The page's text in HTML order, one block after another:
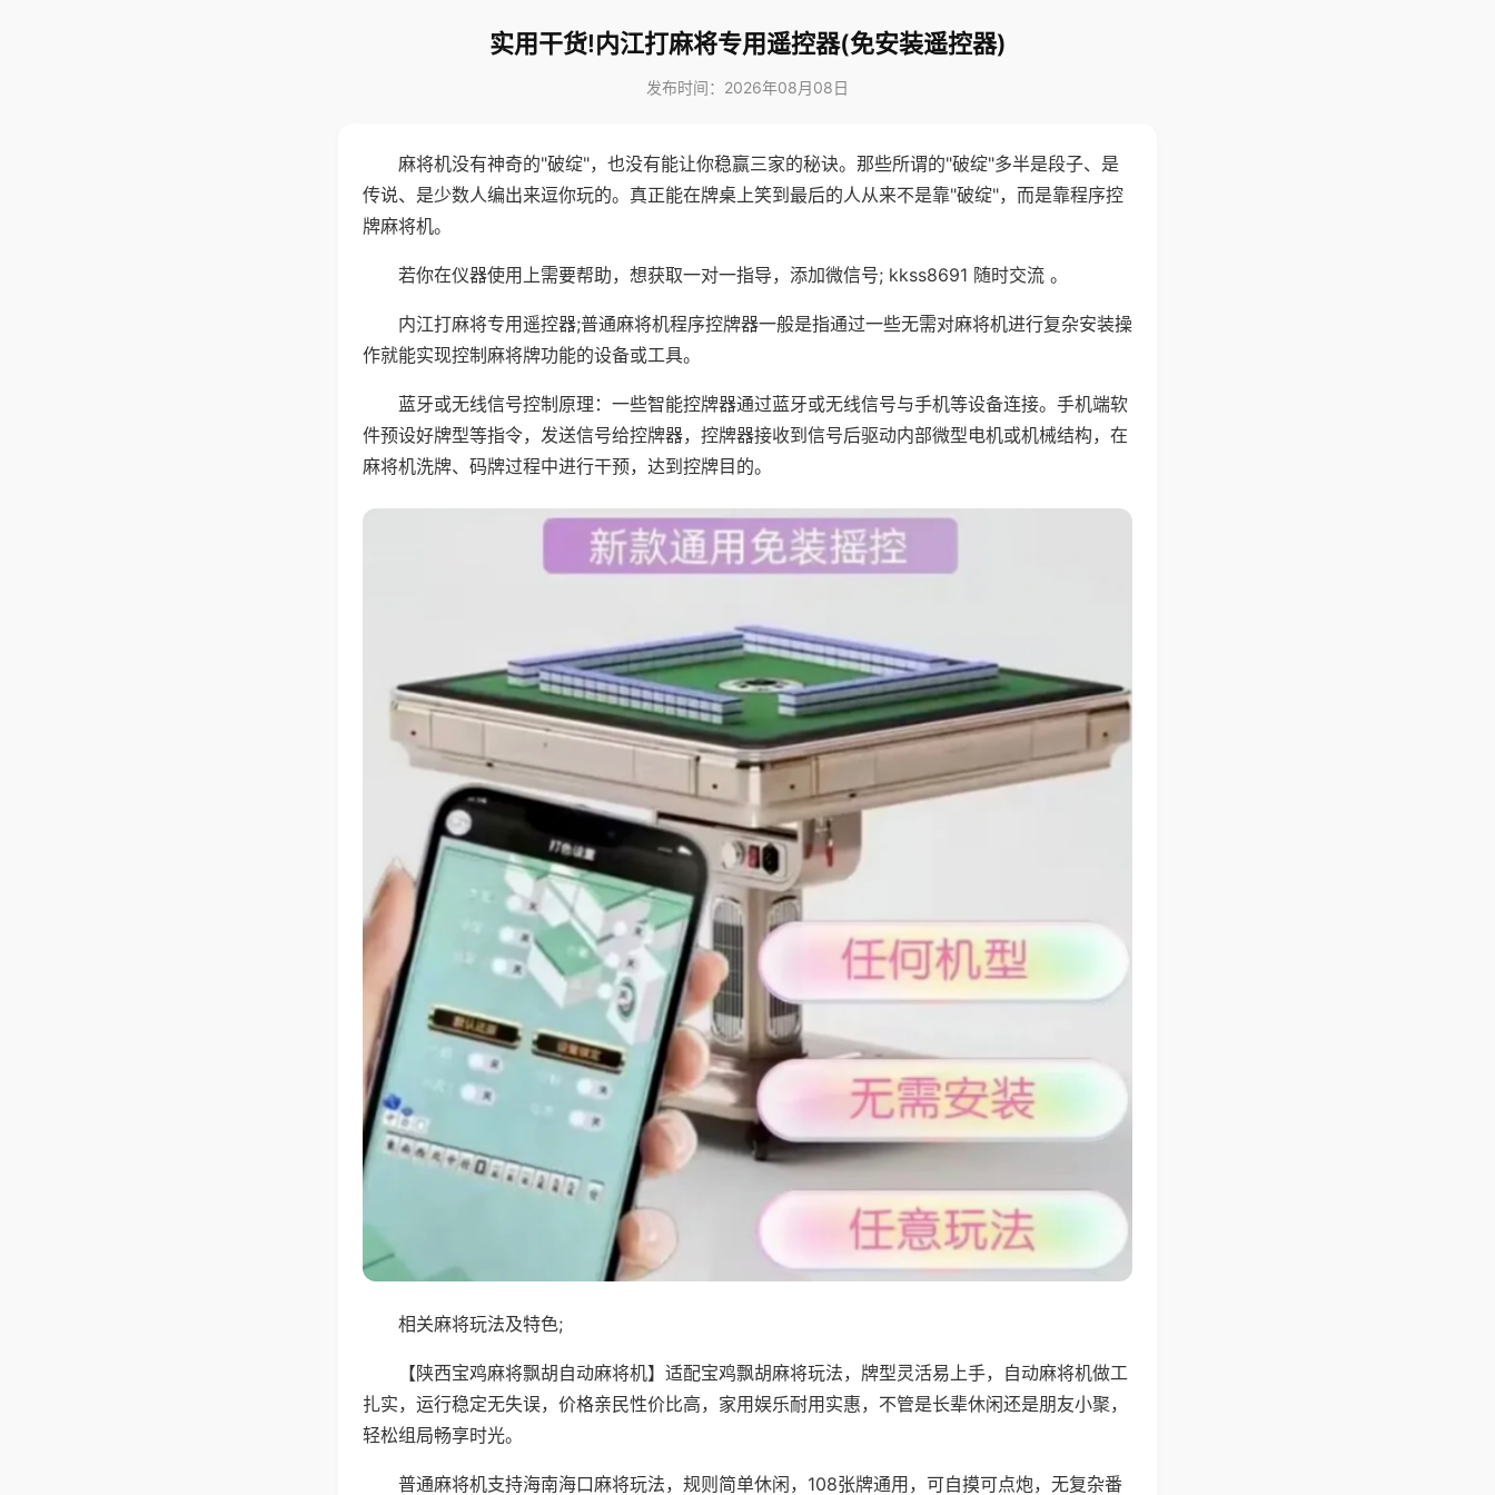
实用干货!内江打麻将专用遥控器(免安装遥控器)
发布时间：2026年08月08日
麻将机没有神奇的"破绽"，也没有能让你稳赢三家的秘诀。那些所谓的"破绽"多半是段子、是
传说、是少数人编出来逗你玩的。真正能在牌桌上笑到最后的人从来不是靠"破绽"，而是靠程序控
牌麻将机。
若你在仪器使用上需要帮助，想获取一对一指导，添加微信号; kkss8691 随时交流 。
内江打麻将专用遥控器;普通麻将机程序控牌器一般是指通过一些无需对麻将机进行复杂安装操
作就能实现控制麻将牌功能的设备或工具。
蓝牙或无线信号控制原理：一些智能控牌器通过蓝牙或无线信号与手机等设备连接。手机端软
件预设好牌型等指令，发送信号给控牌器，控牌器接收到信号后驱动内部微型电机或机械结构，在
麻将机洗牌、码牌过程中进行干预，达到控牌目的。
相关麻将玩法及特色;
【陕西宝鸡麻将飘胡自动麻将机】适配宝鸡飘胡麻将玩法，牌型灵活易上手，自动麻将机做工
扎实，运行稳定无失误，价格亲民性价比高，家用娱乐耐用实惠，不管是长辈休闲还是朋友小聚，
轻松组局畅享时光。
普通麻将机支持海南海口麻将玩法，规则简单休闲，108张牌通用，可自摸可点炮，无复杂番